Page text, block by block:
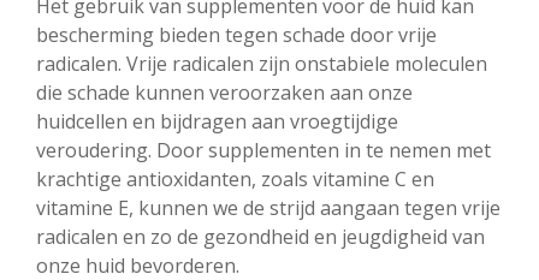
Het gebruik van supplementen voor de huid kan
bescherming bieden tegen schade door vrije
radicalen. Vrije radicalen zijn onstabiele moleculen
die schade kunnen veroorzaken aan onze
huidcellen en bijdragen aan vroegtijdige
veroudering. Door supplementen in te nemen met
krachtige antioxidanten, zoals vitamine C en
vitamine E, kunnen we de strijd aangaan tegen vrije
radicalen en zo de gezondheid en jeugdigheid van
onze huid bevorderen.